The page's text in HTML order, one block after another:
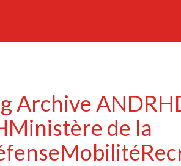
ArchiveANDRH
Ministère de la
Mobilité